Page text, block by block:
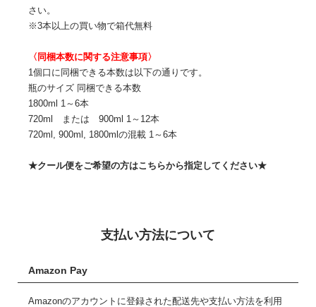
さい。
※3本以上の買い物で箱代無料
〈同梱本数に関する注意事項〉
1個口に同梱できる本数は以下の通りです。
瓶のサイズ 同梱できる本数
1800ml 1～6本
720ml または 900ml 1～12本
720ml, 900ml, 1800mlの混載 1～6本
★クール便をご希望の方はこちらから指定してください★
支払い方法について
Amazon Pay
Amazonのアカウントに登録された配送先や支払い方法を利用